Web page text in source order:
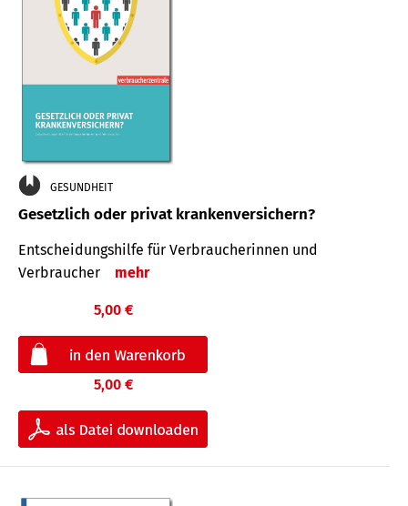
GESUNDHEIT
Gesetzlich oder privat krankenversichern?
Entscheidungshilfe für Verbraucherinnen und
Verbraucher
mehr
5,00 €
5,00 €